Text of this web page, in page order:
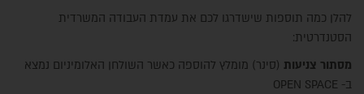
להלן כמה תוספות שישדרגו לכם את עמדת העבודה המשרדית
הסטנדרטית:
מסתור צניעות (סינר) מומלץ להוספה כאשר השולחן האלומיניום נמצא
ב- OPEN SPACE